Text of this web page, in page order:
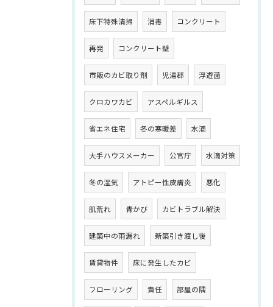
床下特殊清掃 消毒 コンクリート
再発 コンクリート壁
市販のカビ取り剤 児湯郡 浮遊菌
クロカワカビ アスペルギルス
省エネ住宅 冬の寒暖差 水滴
大手ハウスメーカー 公官庁 水滴対策
冬の湿気 アトピー性皮膚炎 悪化
肌荒れ 青かび カビトラブル解決
建築中の雨漏れ 新築引き渡し後
賃貸物件 床に発生したカビ
フローリング 責任 部屋の隅